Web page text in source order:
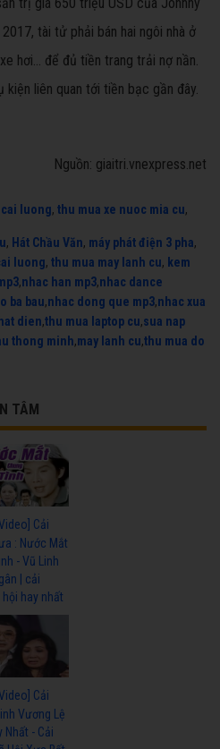
tài tử phải bán hai ngôi nhà ở
hơi... để đủ tiền trang trải nợ nần.
kiện liên quan tới tiền bạc gần đây.
Nguồn: giaitri.vnexpress.net
cai luong, thu mua xe nuoc mia cu,
, Hát Chầu Văn, máy phát điện 3 pha,
luong, thu mua may lanh cu, kem
,nhac han mp3,nhac dance
ba bau,nhac dong que mp3,nhac xua
dien,thu mua laptop cu,sua nap
thong minh,may lanh cu,thu mua do
TÂM
Cải
: Nước Mắt
- Vũ Linh
| cải
hội hay nhất
Cải
Vương Lệ
Nhất - Cải